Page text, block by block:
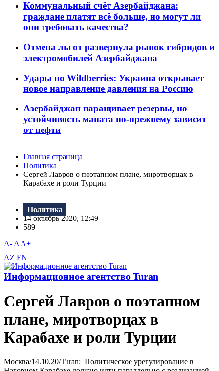
Коммунальный счёт Азербайджана:
граждане платят всё больше, но могут ли
они требовать качества?
Отмена льгот развернула рынок гибридов и
электромобилей Азербайджана
Удары по Wildberries: Украина открывает
новое направление давления на Россию
Азербайджан наращивает резервы, но
устойчивость маната по-прежнему зависит
от нефти
Главная страница
Политика
Сергей Лавров о поэтапном плане, миротворцах в
Карабахе и роли Турции
Политика
14 октябрь 2020, 12:49
589
A- A A+
AZ EN
Информационное агентство Turan
Сергей Лавров о поэтапном
плане, миротворцах в
Карабахе и роли Турции
Москва/14.10.20/Turan: Политическое урегулирование в